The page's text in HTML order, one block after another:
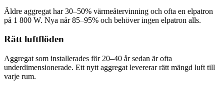
Äldre aggregat har 30–50% värmeåtervinning och ofta en elpatron
på 1 800 W. Nya når 85–95% och behöver ingen elpatron alls.
Rätt luftflöden
Aggregat som installerades för 20–40 år sedan är ofta
underdimensionerade. Ett nytt aggregat levererar rätt mängd luft till
varje rum.